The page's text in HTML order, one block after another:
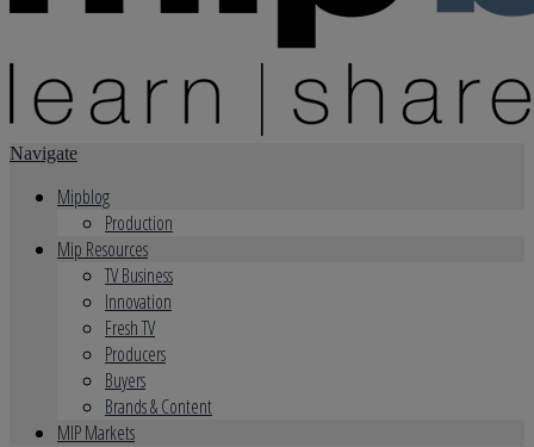
Navigate
Mipblog
Production
Mip Resources
TV Business
Innovation
Fresh TV
Producers
Buyers
Brands & Content
MIP Markets